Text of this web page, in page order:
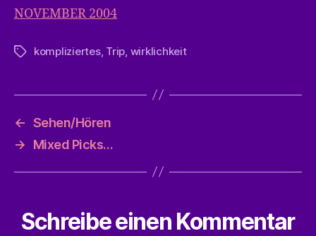
NOVEMBER 2004
Schlagwörter
kompliziertes, Trip wirklichkeit
← Sehen/Hören
→
Mixed Picks…
Schreibe einen Kommentar